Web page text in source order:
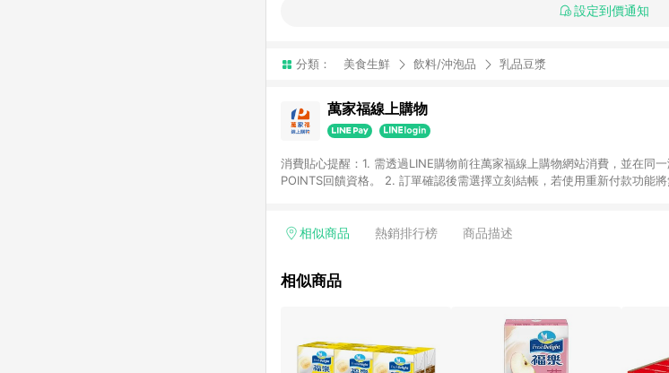
設定到價通知
分類： 美食生鮮 飲料/沖泡品 乳品豆漿
萬家福線上購物
消費貼心提醒：1. 需透過LINE購物前往萬家福線上購物網站消費，並在同
POINTS回饋資格。 2. 訂單確認後需選擇立刻結帳，若使用重新付款功能
留時間內聯絡客服中心，並由康達盛通生活事業股份有限公司方進行訂單
相似商品 熱銷排行榜 商品描述
相似商品